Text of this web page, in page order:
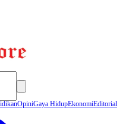
OpiniGaya HidupEkonomiEditorial